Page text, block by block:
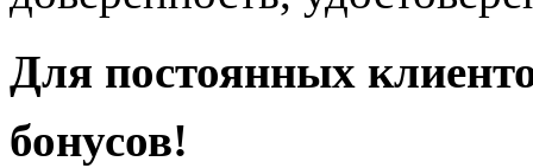
Для постоянных
бонусов!